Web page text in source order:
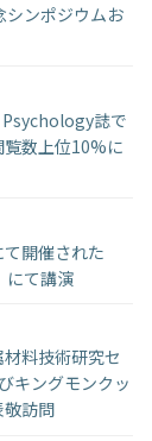
シンポジウムお
誌で
数上位10%に
開催された
にて講演
料技術研究セ
キングモンクッ
敬訪問